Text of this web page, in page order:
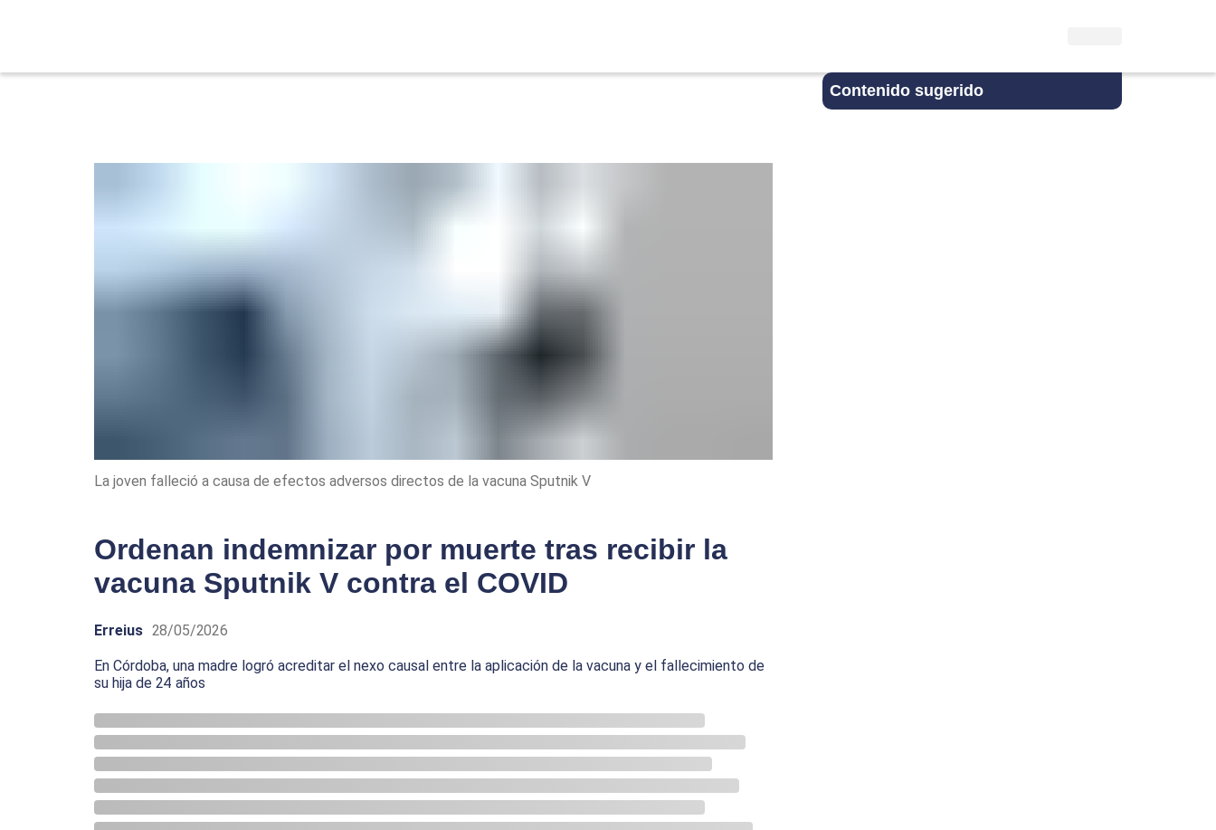
Contenido sugerido
La joven falleció a causa de efectos adversos directos de la vacuna Sputnik V
Ordenan indemnizar por muerte tras recibir la
vacuna Sputnik V contra el COVID
Erreius 28/05/2026
En Córdoba, una madre logró acreditar el nexo causal entre la aplicación de la vacuna y el fallecimiento de
su hija de 24 años